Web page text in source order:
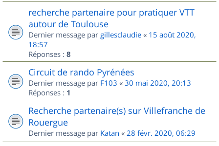
recherche partenaire pour pratiquer VTT
autour de Toulouse
Dernier message par gillesclaudie « 15 août 2020,
18:57
Réponses : 8
Circuit de rando Pyrénées
Dernier message par F103 « 30 mai 2020, 20:13
Réponses : 1
Recherche partenaire(s) sur Villefranche de
Rouergue
Dernier message par Katan « 28 févr. 2020, 06:29